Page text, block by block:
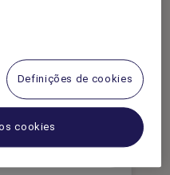
Definições de cookies
cookies